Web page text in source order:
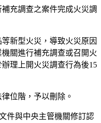
充調查之案件完成火災調
新型火災，導致火災原因
關進行補充調查或召開火
理上開火災調查行為後15
位階，予以刪除。
件與中央主管機關修訂認